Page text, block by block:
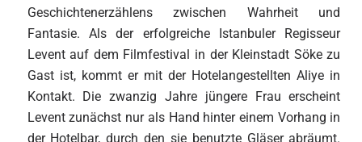
Geschichtenerzählens zwischen Wahrheit und
Fantasie. Als der erfolgreiche Istanbuler Regisseur
Levent auf dem Filmfestival in der Kleinstadt Söke zu
Gast ist, kommt er mit der Hotelangestellten Aliye in
Kontakt. Die zwanzig Jahre jüngere Frau erscheint
Levent zunächst nur als Hand hinter einem Vorhang in
der Hotelbar, durch den sie benutzte Gläser abräumt.